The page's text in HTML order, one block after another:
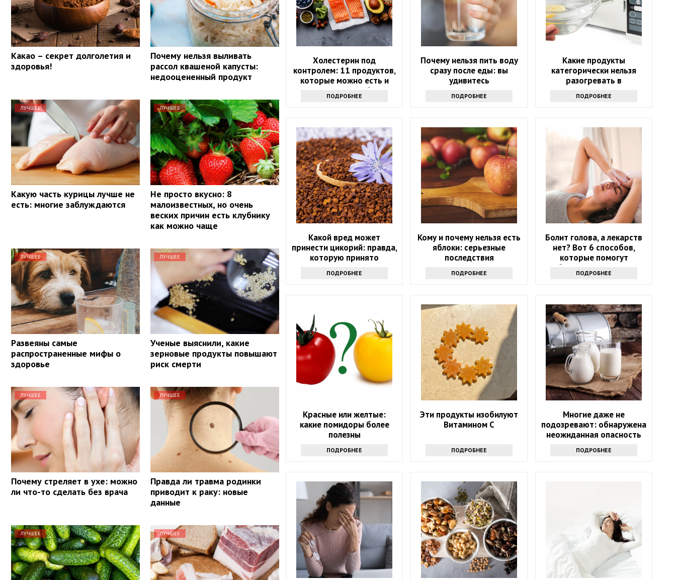
Какао – секрет долголетия и
здоровья!
Почему нельзя выливать
рассол квашеной капусты:
недооцененный продукт
ЛУЧШЕЕ
Какую часть курицы лучше не
есть: многие заблуждаются
ЛУЧШЕЕ
Не просто вкусно: 8
малоизвестных, но очень
веских причин есть клубнику
как можно чаще
ЛУЧШЕЕ
Развеяны самые
распространенные мифы о
здоровье
ЛУЧШЕЕ
Ученые выяснили, какие
зерновые продукты повышают
риск смерти
ЛУЧШЕЕ
Почему стреляет в ухе: можно
ли что-то сделать без врача
ЛУЧШЕЕ
Правда ли травма родинки
приводит к раку: новые
данные
ЛУЧШЕЕ ЛУЧШЕЕ
Холестерин под
контролем: 11 продуктов,
которые можно есть и
которых стоит избегать
ПОДРОБНЕЕ
Почему нельзя пить воду
сразу после еды: вы
удивитесь
ПОДРОБНЕЕ
Какие продукты
категорически нельзя
разогревать в
советы экспертов
ПОДРОБНЕЕ
Какой вред может
принести цикорий: правда,
которую принято
ПОДРОБНЕЕ
Кому и почему нельзя есть
яблоки: серьезные
последствия
ПОДРОБНЕЕ
Болит голова, а лекарств
нет? Вот 6 способов,
которые помогут
избавиться от напасти
ПОДРОБНЕЕ
Красные или желтые:
какие помидоры более
полезны
ПОДРОБНЕЕ
Эти продукты изобилуют
Витамином С
ПОДРОБНЕЕ
Многие даже не
подозревают: обнаружена
неожиданная опасность
ПОДРОБНЕЕ